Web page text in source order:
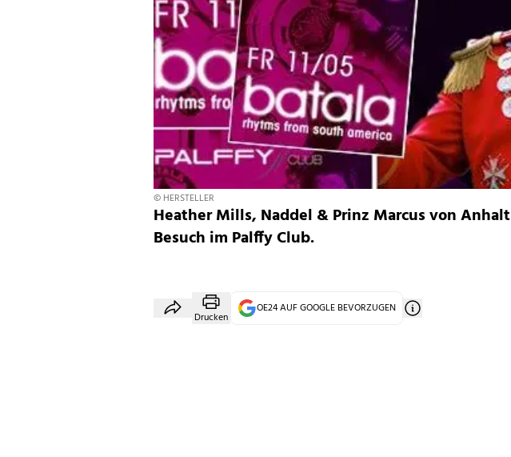
© HERSTELLER
Heather Mills, Naddel & Prinz Marcus von Anhalt
Besuch im Palffy Club.
Drucken
OE24 AUF GOOGLE BEVORZUGEN